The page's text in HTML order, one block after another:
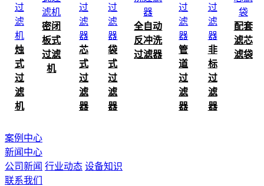
烛
式
过
滤
机
密闭
板式
过滤
机
芯
式
过
滤
器
袋
式
过
滤
器
全自动
反冲洗
过滤器
管
道
过
滤
器
非
标
过
滤
器
配套
滤芯
滤袋
案例中心
新闻中心
公司新闻 行业动态 设备知识
联系我们